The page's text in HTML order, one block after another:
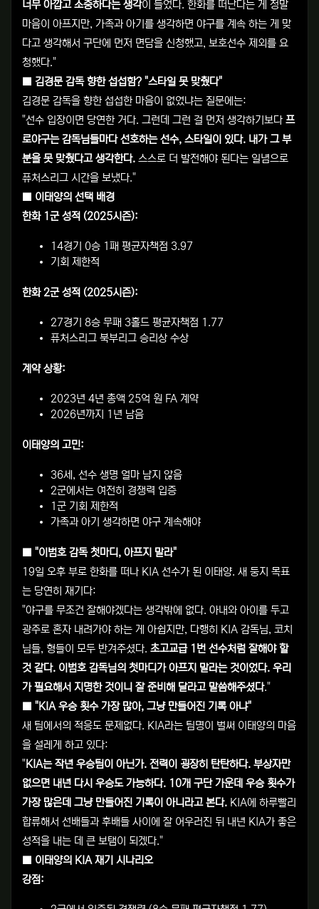
너무 아깝고 소중하다는 생각이 들었다. 한화를 떠난다는 게 정말
마음이 아프지만, 가족과 아기를 생각하면 야구를 계속 하는 게 맞
다고 생각해서 구단에 먼저 면담을 신청했고, 보호선수 제외를 요
청했다."
■ 김경문 감독 향한 섭섭함? "스타일 못 맞췄다"
김경문 감독을 향한 섭섭한 마음이 없었냐는 질문에는:
"선수 입장이면 당연한 거다. 그런데 그런 걸 먼저 생각하기보다 프
로야구는 감독님들마다 선호하는 선수, 스타일이 있다. 내가 그 부
분을 못 맞췄다고 생각한다. 스스로 더 발전해야 된다는 일념으로
퓨처스리그 시간을 보냈다."
■ 이태양의 선택 배경
한화 1군 성적 (2025시즌):
14경기 0승 1패 평균자책점 3.97
기회 제한적
한화 2군 성적 (2025시즌):
27경기 8승 무패 3홀드 평균자책점 1.77
퓨처스리그 북부리그 승리상 수상
계약 상황:
2023년 4년 총액 25억 원 FA 계약
2026년까지 1년 남음
이태양의 고민:
36세, 선수 생명 얼마 남지 않음
2군에서는 여전히 경쟁력 입증
1군 기회 제한적
가족과 아기 생각하면 야구 계속해야
■ "이범호 감독 첫마디, 아프지 말라"
19일 오후 부로 한화를 떠나 KIA 선수가 된 이태양. 새 둥지 목표
는 당연히 재기다:
"야구를 무조건 잘해야겠다는 생각밖에 없다. 아내와 아이를 두고
광주로 혼자 내려가야 하는 게 아쉽지만, 다행히 KIA 감독님, 코치
님들, 형들이 모두 반겨주셨다. 초고교급 1번 선수처럼 잘해야 할
것 같다. 이범호 감독님의 첫마디가 아프지 말라는 것이었다. 우리
가 필요해서 지명한 것이니 잘 준비해 달라고 말씀해주셨다."
■ "KIA 우승 횟수 가장 많아, 그냥 만들어진 기록 아냐"
새 팀에서의 적응도 문제없다. KIA라는 팀명이 벌써 이태양의 마음
을 설레게 하고 있다:
"KIA는 작년 우승팀이 아닌가. 전력이 굉장히 탄탄하다. 부상자만
없으면 내년 다시 우승도 가능하다. 10개 구단 가운데 우승 횟수가
가장 많은데 그냥 만들어진 기록이 아니라고 본다. KIA에 하루빨리
합류해서 선배들과 후배들 사이에 잘 어우러진 뒤 내년 KIA가 좋은
성적을 내는 데 큰 보탬이 되겠다."
■ 이태양의 KIA 재기 시나리오
강점: